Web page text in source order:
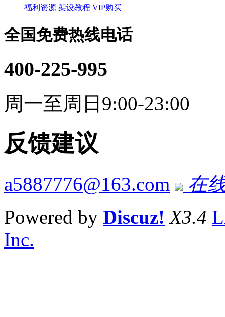
福利资源 架设教程 VIP购买
全国免费热线电话
400-225-995
周一至周日9:00-23:00
反馈建议
a5887776@163.com
在
Powered by Discuz! X3.4
Inc.